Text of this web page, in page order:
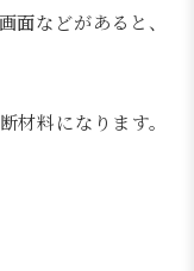
面などがあると、
材料になります。